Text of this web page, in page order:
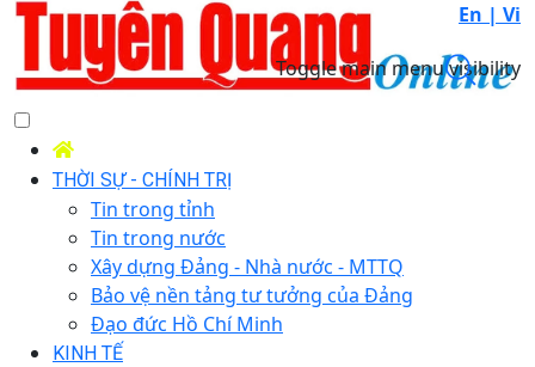
En | Vi
Toggle main menu visibility
THỜI SỰ - CHÍNH TRỊ
Tin trong tỉnh
Tin trong nước
Xây dựng Đảng - Nhà nước - MTTQ
Bảo vệ nền tảng tư tưởng của Đảng
Đạo đức Hồ Chí Minh
KINH TẾ